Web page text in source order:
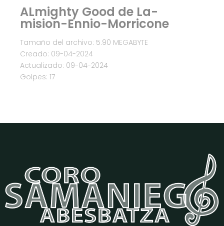
ALmighty Good de La-
mision-Ennio-Morricone
Tamaño del archivo: 5.90 MEGABYTE
Creado: 09-04-2024
Actualizado: 09-04-2024
Golpes: 17